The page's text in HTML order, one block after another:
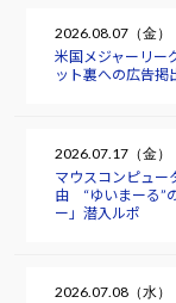
2026.08.07（金）
米国メジャーリー
ット裏への広告掲
2026.07.17（金）
マウスコンピュー
由 “ゆいまーる”
ー」潜入ルポ
2026.07.08（水）